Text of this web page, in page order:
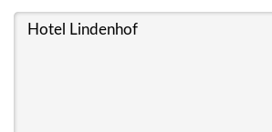
Hotel Lindenhof